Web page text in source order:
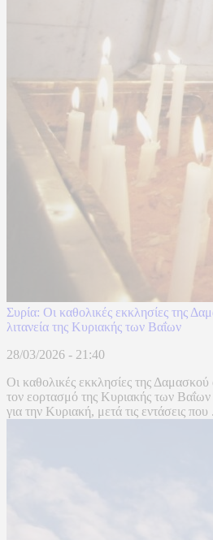
Συρία: Οι καθολικές εκκλησίες της
λιτανεία της Κυριακής των Βαΐων
28/03/2026 - 21:40
Οι καθολικές εκκλησίες της Δαμασκού
τον εορτασμό της Κυριακής των Βαΐων
για την Κυριακή, μετά τις εντάσεις που